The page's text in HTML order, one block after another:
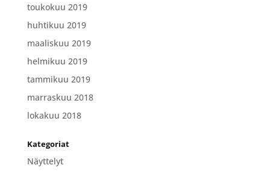
toukokuu 2019
huhtikuu 2019
maaliskuu 2019
helmikuu 2019
tammikuu 2019
marraskuu 2018
lokakuu 2018
Kategoriat
Näyttelyt